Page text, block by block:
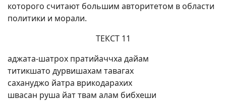
которого считают большим авторитетом в области
политики и морали.
ТЕКСТ 11
аджата-шатрох пратийаччха дайам
титикшато дурвишахам тавагах
сахануджо йатра врикодарахих
швасан руша йат твам алам бибхеши